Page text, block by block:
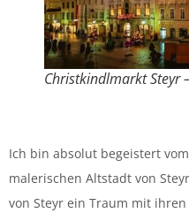
Christkindlmarkt Steyr
Ich bin absolut begeistert
malerischen Altstadt von
von Steyr ein Traum mit